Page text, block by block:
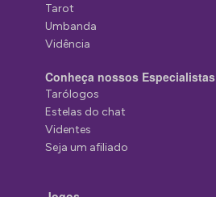
Tarot
Umbanda
Vidência
Conheça nossos Especialistas
Tarólogos
Estelas do chat
Videntes
Seja um afiliado